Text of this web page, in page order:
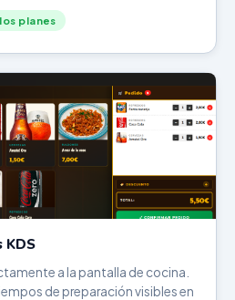
planes
KDS
a la pantalla de cocina.
de preparación visibles en